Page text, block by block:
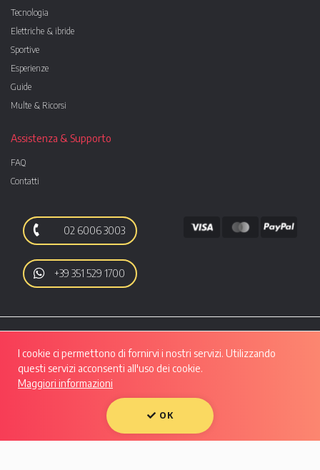
Tecnologia
Elettriche & ibride
Sportive
Esperienze
Guide
Multe & Ricorsi
Assistenza & Supporto
FAQ
Contatti
02 6006 3003
+39 351 529 1700
Autoo srl | Viale Luigi Majno, 28 - CAP 20129, MILANO | P.IVA: 10133550961 |
REA: MI - 2508280 | Capitale Sociale: Euro 50.607,29 i.v.
I cookie ci permettono di fornirvi i nostri servizi. Utilizzando
questi servizi acconsenti all'uso dei cookie.
Maggiori informazioni
OK